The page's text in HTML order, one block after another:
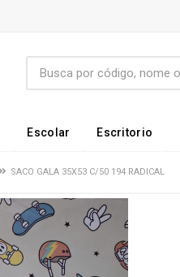
Escolar Escritorio
SACO GALA 35X53 C/50 194 RADICAL